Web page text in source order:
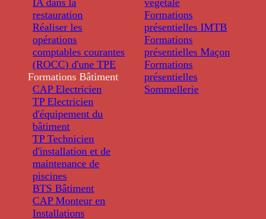
IA dans la
restauration
Réaliser les
opérations
comptables courantes
(ROCC) d'une TPE
Formations Bâtiment
CAP Electricien
TP Electricien
d'équipement du
bâtiment
TP Technicien
d'installation et de
maintenance de
piscines
BTS Bâtiment
CAP Monteur en
Installations
végétale
Formations
présentielles IMTB
Formations
présentielles Maçon
Formations
présentielles
Sommellerie